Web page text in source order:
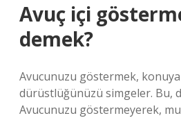
Avuç içi
demek?
Avucunuzu göstermek,
dürüstlüğünüzü simgeler. Bu,
Avucunuzu göstermeyerek,